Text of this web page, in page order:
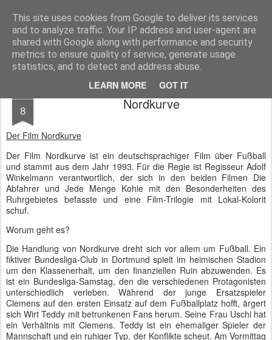
This site uses cookies from Google to deliver its services
and to analyze traffic. Your IP address and user-agent are
shared with Google along with performance and security
metrics to ensure quality of service, generate usage
statistics, and to detect and address abuse.
LEARN MORE GOT IT
MyKinoTrailer
Pages
8 Nordkurve
Der Film Nordkurve
Der Film Nordkurve ist ein deutschsprachiger Film über Fußball
und stammt aus dem Jahr 1993. Für die Regie ist Regisseur Adolf
Winkelmann verantwortlich, der sich in den beiden Filmen Die
Abfahrer und Jede Menge Kohle mit den Besonderheiten des
Ruhrgebietes befasste und eine Film-Trilogie mit Lokal-Kolorit
schuf.
Worum geht es?
Die Handlung von Nordkurve dreht sich vor allem um Fußball. Ein
fiktiver Bundesliga-Club in Dortmund spielt im heimischen Stadion
um den Klassenerhalt, um den finanziellen Ruin abzuwenden. Es
ist ein Bundesliga-Samstag, den die verschiedenen Protagonisten
unterschiedlich verleben. Während der junge Ersatzspieler
Clemens auf den ersten Einsatz auf dem Fußballplatz hofft, ärgert
sich Wirt Teddy mit betrunkenen Fans herum. Seine Frau Uschi hat
ein Verhältnis mit Clemens. Teddy ist ein ehemaliger Spieler der
Mannschaft und ein ruhiger Typ, der Konflikte scheut. Am Vormittag